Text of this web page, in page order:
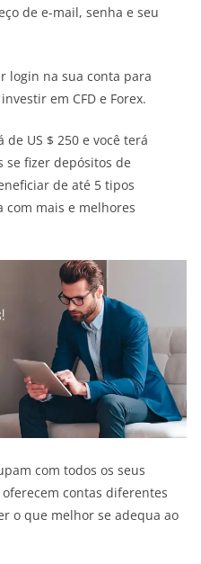
de e-mail, senha e seu
login na sua conta para
em CFD e Forex.
US $ 250 e você terá
se fizer depósitos de
de até 5 tipos
com mais e melhores
com todos os seus
contas diferentes
o que melhor se adequa ao